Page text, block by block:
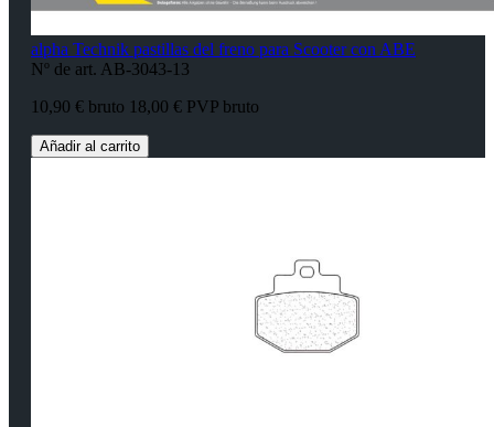
alpha Technik pastillas del freno para Scooter con ABE
Nº de art. AB-3043-13
10,90 € bruto 18,00 € PVP bruto
Añadir al carrito